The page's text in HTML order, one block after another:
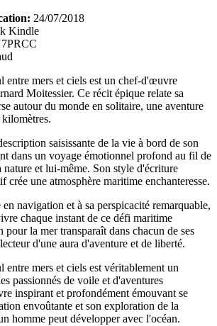
24/07/2018
Kindle
entre mers et ciels est un chef-d'œuvre
Moitessier. Ce récit épique relate sa
autour du monde en solitaire, une aventure
saisissante de la vie à bord de son
dans un voyage émotionnel profond au fil de
nature et lui-même. Son style d'écriture
crée une atmosphère maritime enchanteresse.
navigation et à sa perspicacité remarquable,
chaque instant de ce défi maritime
pour la mer transparaît dans chacun de ses
d'une aura d'aventure et de liberté.
entre mers et ciels est véritablement un
passionnés de voile et d'aventures
inspirant et profondément émouvant se
envoûtante et son exploration de la
homme peut développer avec l'océan.